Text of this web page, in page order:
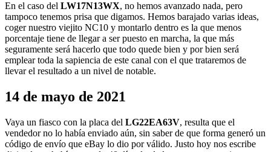
En el caso del LW17N13WX, no hemos avanzado nada, pero
tampoco tenemos prisa que digamos. Hemos barajado varias ideas,
coger nuestro viejito NC10 y montarlo dentro es la que menos
porcentaje tiene de llegar a ser puesto en marcha, la que más
seguramente será hacerlo que todo quede bien y por bien será
emplear toda la sapiencia de este canal con el que trataremos de
llevar el resultado a un nivel de notable.
14 de mayo de 2021
Vaya un fiasco con la placa del LG22EA63V, resulta que el
vendedor no lo había enviado aún, sin saber de que forma generó un
código de envío que eBay lo dio por válido. Justo hoy nos escribe